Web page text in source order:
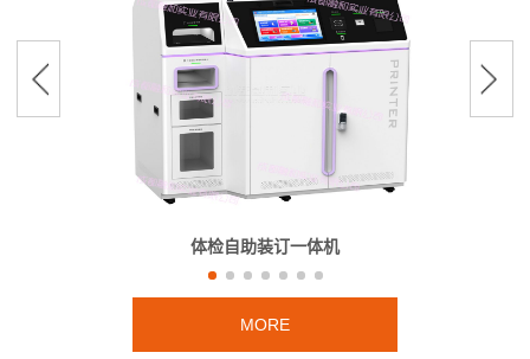
体检自助装订一体机
MORE